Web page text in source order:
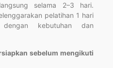
selama 2–3 hari.
pelatihan 1 hari
dengan kebutuhan dan
sebelum mengikuti